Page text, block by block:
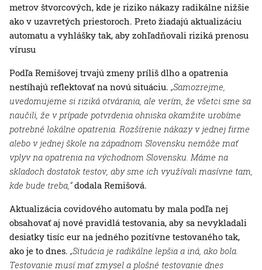
metrov štvorcových, kde je riziko nákazy radikálne nižšie
ako v uzavretých priestoroch. Preto žiadajú aktualizáciu
automatu a vyhlášky tak, aby zohľadňovali riziká prenosu
vírusu
Podľa Remišovej trvajú zmeny príliš dlho a opatrenia
nestíhajú reflektovať na novú situáciu. „Samozrejme,
uvedomujeme si riziká otvárania, ale verím, že všetci sme sa
naučili, že v prípade potvrdenia ohniska okamžite urobíme
potrebné lokálne opatrenia. Rozšírenie nákazy v jednej firme
alebo v jednej škole na západnom Slovensku nemôže mať
vplyv na opatrenia na východnom Slovensku. Máme na
skladoch dostatok testov, aby sme ich využívali masívne tam,
kde bude treba,“dodala Remišová.
Aktualizácia covidového automatu by mala podľa nej
obsahovať aj nové pravidlá testovania, aby sa nevykladali
desiatky tisíc eur na jedného pozitívne testovaného tak,
ako je to dnes. „Situácia je radikálne lepšia a iná, ako bola.
Testovanie musí mať zmysel a plošné testovanie dnes